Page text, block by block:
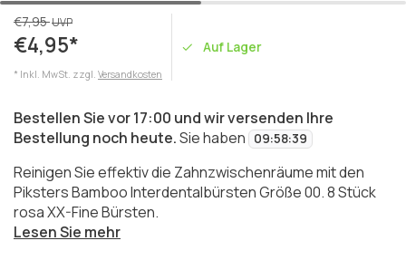
€7,95UVP
€4,95*
* Inkl. MwSt. zzgl. Versandkosten
Auf Lager
Bestellen Sie vor 17:00 und wir versenden Ihre
Bestellung noch heute.Sie haben 09:58:39
Reinigen Sie effektiv die Zahnzwischenräume mit den
Piksters Bamboo Interdentalbürsten Größe 00. 8 Stück
rosa XX-Fine Bürsten.
Lesen Sie mehr